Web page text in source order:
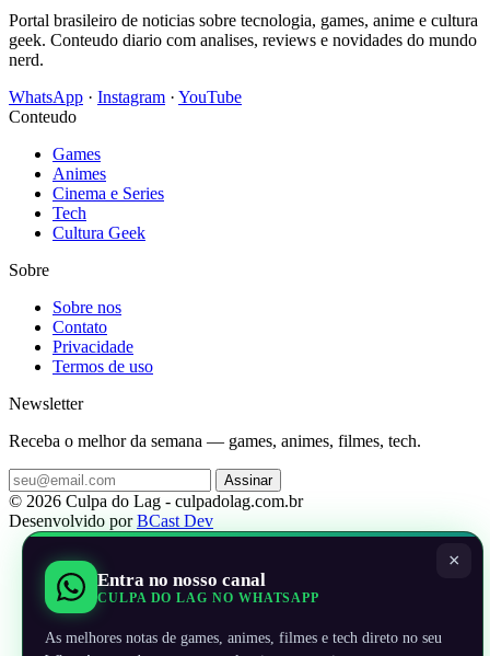
Portal brasileiro de noticias sobre tecnologia, games, anime e cultura
geek. Conteudo diario com analises, reviews e novidades do mundo
nerd.
WhatsApp · Instagram · YouTube
Conteudo
Games
Animes
Cinema e Series
Tech
Cultura Geek
Sobre
Sobre nos
Contato
Privacidade
Termos de uso
Newsletter
Receba o melhor da semana — games, animes, filmes, tech.
Assinar
© 2026 Culpa do Lag - culpadolag.com.br
Desenvolvido porBCast Dev
×
Entra no nosso canal
CULPA DO LAG NO WHATSAPP
As melhores notas de games, animes, filmes e tech direto no seu